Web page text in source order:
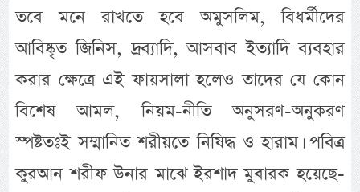
তবে মনে রাখতে হবে অমুসলিম, বিধর্মীদের
আবিষ্কৃত জিনিস, দ্রব্যাদি, আসবাব ইত্যাদি ব্যবহার
করার ক্ষেত্রে এই ফায়সালা হলেও তাদের যে কোন
বিশেষ আমল, নিয়ম-নীতি অনুসরণ-অনুকরণ
স্পষ্টতঃই সম্মানিত শরীয়তে নিষিদ্ধ ও হারাম। পবিত্র
কুরআন শরীফ উনার মাঝে ইরশাদ মুবারক হয়েছে-